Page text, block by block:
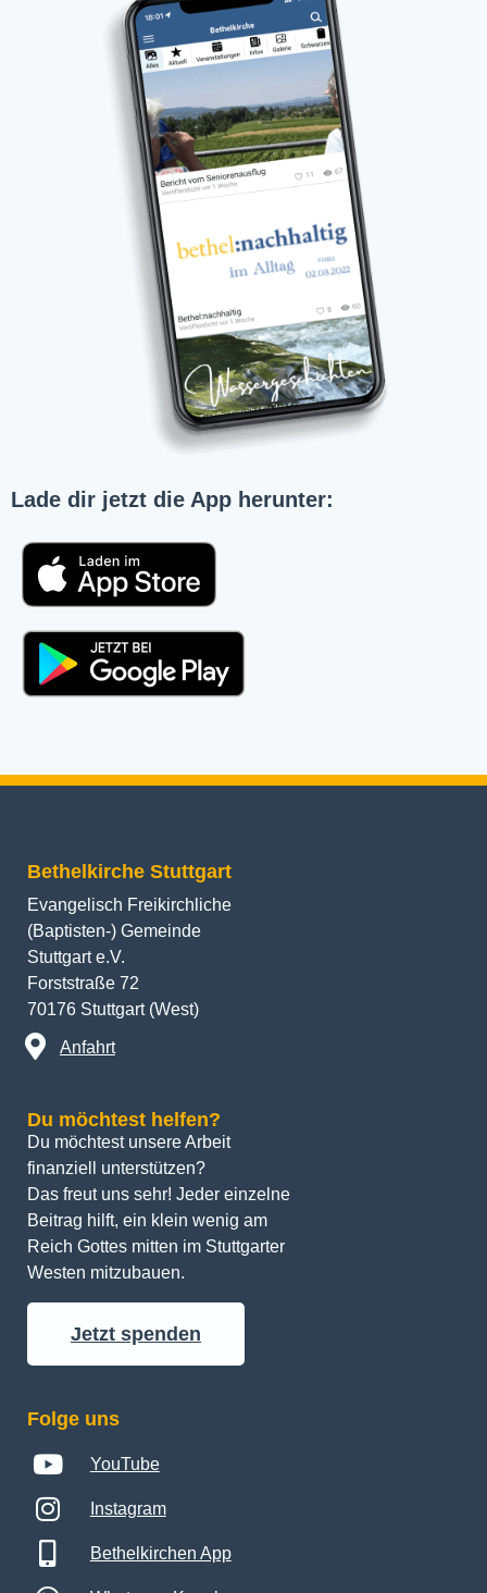
Lade dir jetzt die App herunter:
Bethelkirche Stuttgart
Evangelisch Freikirchliche
(Baptisten-) Gemeinde
Stuttgart e.V.
Forststraße 72
70176 Stuttgart (West)
Anfahrt
Du möchtest helfen?
Du möchtest unsere Arbeit
finanziell unterstützen?
Das freut uns sehr! Jeder einzelne
Beitrag hilft, ein klein wenig am
Reich Gottes mitten im Stuttgarter
Westen mitzubauen.
Jetzt spenden
Folge uns
YouTube
Instagram
Bethelkirchen App